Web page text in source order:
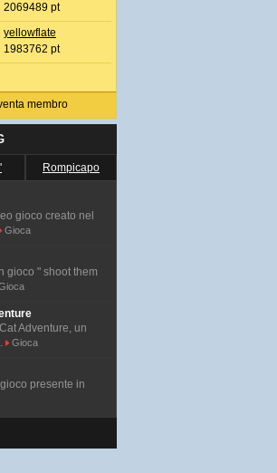
2069489 pt
yellowflate
1983762 pt
membro
Rompicapo
gioco creato nel
Gioca
gioco " shoot them
Adventure, un
Gioca
presente in